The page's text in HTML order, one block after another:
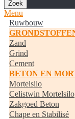
Zoek
Menu
Ruwbouw
Zand
Grind
Cement
BETON EN
Mortelsilo
Celistwin Mortelsilo
Zakgoed Beton
Chape en Stabilisé